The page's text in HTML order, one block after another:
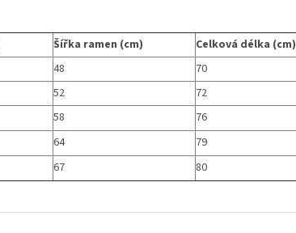
Šířka ramen (cm)
Celková délka (cm)
48
70
52
72
58
76
64
79
67 80